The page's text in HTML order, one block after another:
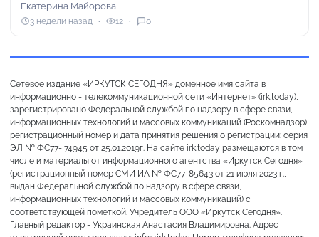
Екатерина Майорова
3 недели назад 12 0
Сетевое издание «ИРКУТСК СЕГОДНЯ» доменное имя сайта в
информационно - телекоммуникационной сети «Интернет» (irk.today),
зарегистрировано Федеральной службой по надзору в сфере связи,
информационных технологий и массовых коммуникаций (Роскомнадзор),
регистрационный номер и дата принятия решения о регистрации: серия
ЭЛ № ФС77- 74945 от 25.01.2019г. На сайте irk.today размещаются в том
числе и материалы от информационного агентства «Иркутск Сегодня»
(регистрационный номер СМИ ИА № ФС77-85643 от 21 июля 2023 г.,
выдан Федеральной службой по надзору в сфере связи,
информационных технологий и массовых коммуникаций) с
соответствующей пометкой. Учредитель ООО «Иркутск Сегодня».
Главный редактор - Украинская Анастасия Владимировна. Адрес